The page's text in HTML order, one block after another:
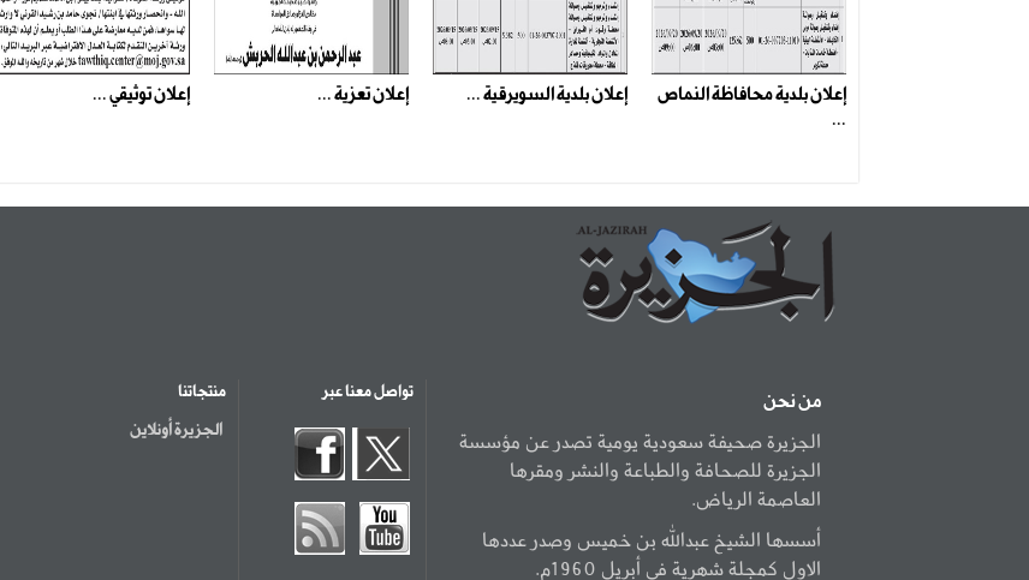
إعلان بلدية محافاظة النماص
...
إعلان بلدية السويرقية ... إعلان تعزية ... إعلان توثيقي ...
من نحن
الجزيرة صحيفة سعودية يومية تصدر عن مؤسسة
الجزيرة للصحافة والطباعة والنشر ومقرها
العاصمة الرياض.
أسسها الشيخ عبدالله بن خميس وصدر عددها
الاول كمجلة شهرية في أبريل 1960م.
تواصل معنا عبر منتجاتنا
الجزيرة أونلاين